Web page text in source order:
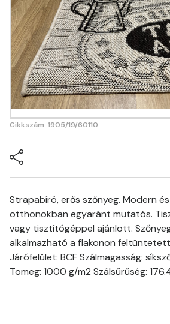
Cikkszám: 1905/19/60110
Strapabíró, erős szőnyeg. Modern
otthonokban egyaránt mutatós.
vagy tisztítógéppel ajánlott.
alkalmazható a flakonon
Járófelület: BCF Szálmagasság:
Tömeg: 1000 g/m2 Szálsűrűség: